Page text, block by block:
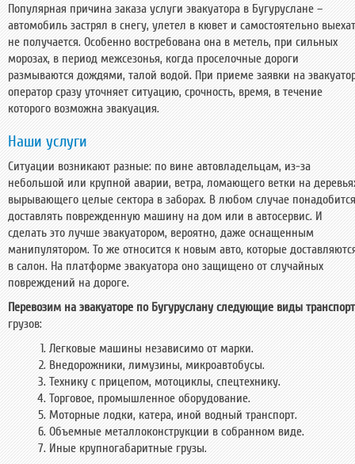
Популярная причина заказа услуги эвакуатора в Бугуруслане –
автомобиль застрял в снегу, улетел в кювет и самостоятельно
не получается. Особенно востребована она в метель, при сильных
морозах, в период межсезонья, когда проселочные дороги
размываются дождями, талой водой. При приеме заявки на
оператор сразу уточняет ситуацию, срочность, время, в течение
которого возможна эвакуация.
Наши услуги
Ситуации возникают разные: по вине автовладельцам, из-за
небольшой или крупной аварии, ветра, ломающего ветки на
вырывающего целые сектора в заборах. В любом случае понадобится
доставлять поврежденную машину на дом или в автосервис. И
сделать это лучше эвакуатором, вероятно, даже оснащенным
манипулятором. То же относится к новым авто, которые
в салон. На платформе эвакуатора оно защищено от случайных
повреждений на дороге.
Перевозим на эвакуаторе по Бугуруслану следующие виды
грузов:
Легковые машины независимо от марки.
Внедорожники, лимузины, микроавтобусы.
Технику с прицепом, мотоциклы, спецтехнику.
Торговое, промышленное оборудование.
Моторные лодки, катера, иной водный транспорт.
Объемные металлоконструкции в собранном виде.
Иные крупногабаритные грузы.